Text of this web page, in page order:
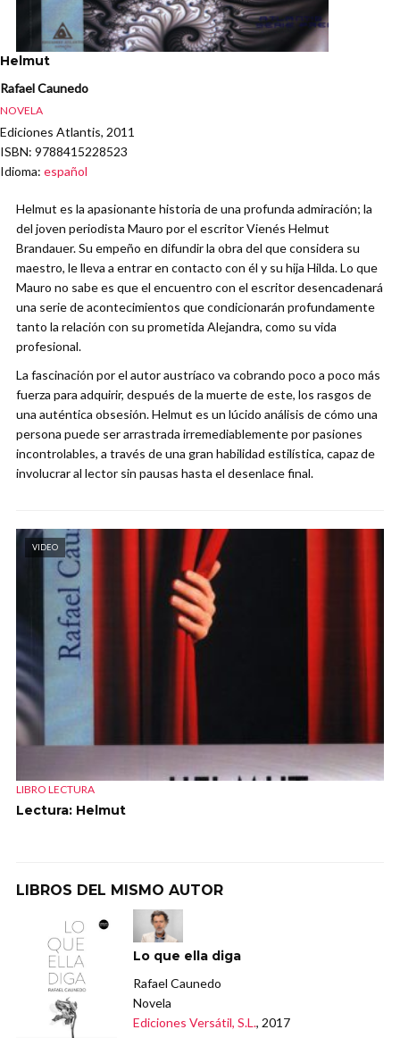
Helmut
Rafael Caunedo
NOVELA
Ediciones Atlantis, 2011
ISBN: 9788415228523
Idioma: español
Helmut es la apasionante historia de una profunda admiración; la
del joven periodista Mauro por el escritor Vienés Helmut
Brandauer. Su empeño en difundir la obra del que considera su
maestro, le lleva a entrar en contacto con él y su hija Hilda. Lo que
Mauro no sabe es que el encuentro con el escritor desencadenará
una serie de acontecimientos que condicionarán profundamente
tanto la relación con su prometida Alejandra, como su vida
profesional.
La fascinación por el autor austríaco va cobrando poco a poco más
fuerza para adquirir, después de la muerte de este, los rasgos de
una auténtica obsesión. Helmut es un lúcido análisis de cómo una
persona puede ser arrastrada irremediablemente por pasiones
incontrolables, a través de una gran habilidad estilística, capaz de
involucrar al lector sin pausas hasta el desenlace final.
VIDEO
LIBRO LECTURA
Lectura: Helmut
LIBROS DEL MISMO AUTOR
Lo que ella diga
Rafael Caunedo
Novela
Ediciones Versátil, S.L., 2017